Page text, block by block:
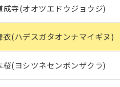
成寺(オオツエドウジョウジ)
衣(ハデスガタオンナマイギヌ)
桜(ヨシツネセンボンザクラ)